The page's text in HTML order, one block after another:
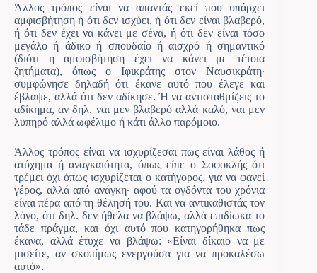
Άλλος τρόπος είναι να απαντάς εκεί που υπάρχει
αμφισβήτηση ή ότι δεν ισχύει, ή ότι δεν είναι βλαβερό,
ή ότι δεν έχει να κάνει με σένα, ή ότι δεν είναι τόσο
μεγάλο ή άδικο ή σπουδαίο ή αισχρό ή σημαντικό
(διότι η αμφισβήτηση έχει να κάνει με τέτοια
ζητήματα), όπως ο Ιφικράτης στον Ναυσικράτη·
συμφώνησε δηλαδή ότι έκανε αυτό που έλεγε και
έβλαψε, αλλά ότι δεν αδίκησε. Ή να αντισταθμίζεις το
αδίκημα, αν δηλ. ναι μεν βλαβερό αλλά καλό, ναι μεν
λυπηρό αλλά ωφέλιμο ή κάτι άλλο παρόμοιο.
Άλλος τρόπος είναι να ισχυρίζεσαι πως είναι λάθος ή
ατύχημα ή αναγκαιότητα, όπως είπε ο Σοφοκλής ότι
τρέμει όχι όπως ισχυρίζεται ο κατήγορος, για να φανεί
γέρος, αλλά από ανάγκη· αφού τα ογδόντα του χρόνια
είναι πέρα από τη θέλησή του. Και να αντικαθιστάς τον
λόγο, ότι δηλ. δεν ήθελα να βλάψω, αλλά επιδίωκα το
τάδε πράγμα, και όχι αυτό που κατηγορήθηκα πως
έκανα, αλλά έτυχε να βλάψω: «Είναι δίκαιο να με
μισείτε, αν σκοπίμως ενεργούσα για να προκαλέσω
αυτό».